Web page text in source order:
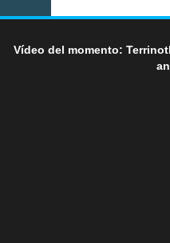
Vídeo del momento: